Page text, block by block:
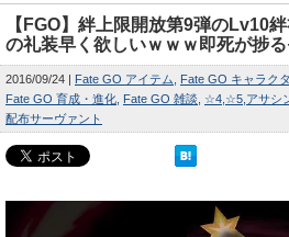
【FGO】絆上限開放第9弾のLv10
の礼装早く欲しいｗｗｗ即死が捗
2016/09/24 Fate GO アイテム Fate GO キャラク
Fate GO 育成・進化
Fate GO 雑談 ☆4 ☆5 アサシ
配布サーヴァント